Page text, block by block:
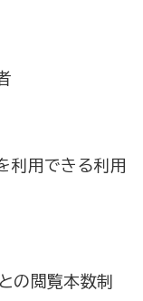
用できる利用
閲覧本数制